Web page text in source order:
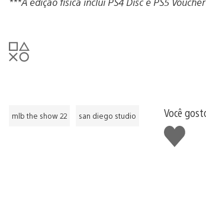
mlb the show 22 san diego studio
Você
Curtir